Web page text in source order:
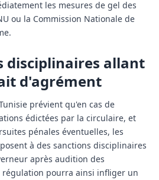
les mesures de gel des
ou la Commission Nationale de
disciplinaires allant
d'agrément
prévient qu'en cas de
édictées par la circulaire, et
pénales éventuelles, les
à des sanctions disciplinaires
après audition des
régulation pourra ainsi infliger un